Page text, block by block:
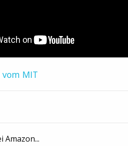
MIT
Amazon...